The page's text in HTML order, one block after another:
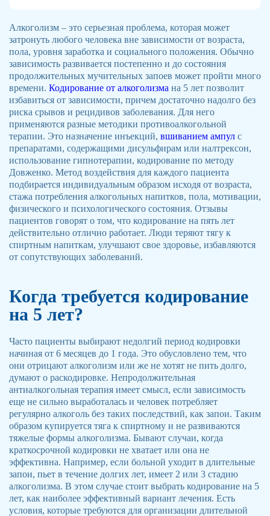
Алкоголизм – это серьезная проблема, которая может
затронуть любого человека вне зависимости от возраста,
пола, уровня заработка и социального положения. Обычно
зависимость развивается постепенно и до состояния
продолжительных мучительных запоев может пройти много
времени. Кодирование от алкоголизма на 5 лет позволит
избавиться от зависимости, причем достаточно надолго без
риска срывов и рецидивов заболевания. Для него
применяются разные методики противоалкогольной
терапии. Это назначение инъекций, вшиванием ампул с
препаратами, содержащими дисульфирам или налтрексон,
использование гипнотерапии, кодирование по методу
Довженко. Метод воздействия для каждого пациента
подбирается индивидуальным образом исходя от возраста,
стажа потребления алкогольных напитков, пола, мотивации,
физического и психологического состояния. Отзывы
пациентов говорят о том, что кодирование на пять лет
действительно отлично работает. Люди теряют тягу к
спиртным напиткам, улучшают свое здоровье, избавляются
от сопутствующих заболеваний.
Когда требуется кодирование
на 5 лет?
Часто пациенты выбирают недолгий период кодировки
начиная от 6 месяцев до 1 года. Это обусловлено тем, что
они отрицают алкоголизм или же не хотят не пить долго,
думают о раскодировке. Непродолжительная
антиалкогольная терапия имеет смысл, если зависимость
еще не сильно выработалась и человек потребляет
регулярно алкоголь без таких последствий, как запои. Таким
образом купируется тяга к спиртному и не развиваются
тяжелые формы алкоголизма. Бывают случаи, когда
краткосрочной кодировки не хватает или она не
эффективна. Например, если больной уходит в длительные
запои, пьет в течение долгих лет, имеет 2 или 3 стадию
алкоголизма. В этом случае стоит выбрать кодирование на 5
лет, как наиболее эффективный вариант лечения. Есть
условия, которые требуются для организации длительной